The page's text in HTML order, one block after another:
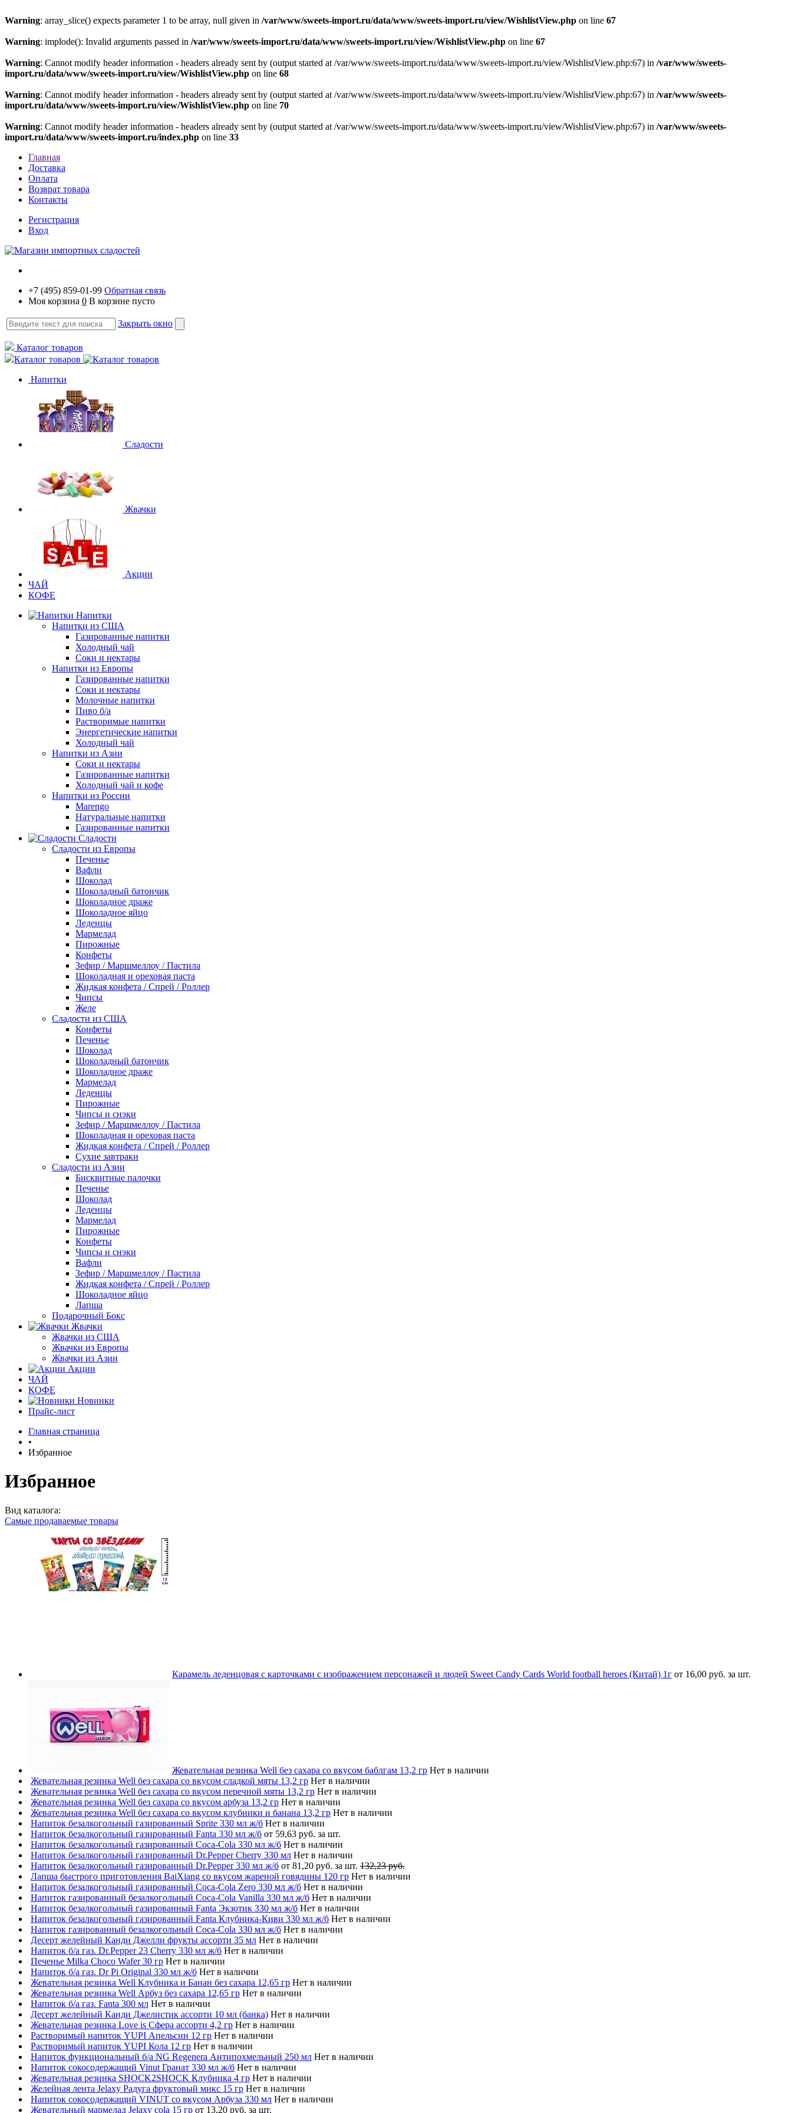
Warning: array_slice() expects parameter 1 to be array, null given in /var/www/sweets-import.ru/data/www/sweets-import.ru/view/WishlistView.php on line 67
Warning: implode(): Invalid arguments passed in /var/www/sweets-import.ru/data/www/sweets-import.ru/view/WishlistView.php on line 67
Warning: Cannot modify header information - headers already sent by (output started at /var/www/sweets-import.ru/data/www/sweets-import.ru/view/WishlistView.php:67) in /var/www/sweets-
import.ru/data/www/sweets-import.ru/view/WishlistView.php on line 68
Warning: Cannot modify header information - headers already sent by (output started at /var/www/sweets-import.ru/data/www/sweets-import.ru/view/WishlistView.php:67) in /var/www/sweets-
import.ru/data/www/sweets-import.ru/view/WishlistView.php on line 70
Warning: Cannot modify header information - headers already sent by (output started at /var/www/sweets-import.ru/data/www/sweets-import.ru/view/WishlistView.php:67) in /var/www/sweets-
import.ru/data/www/sweets-import.ru/index.php on line 33
Главная
Доставка
Оплата
Возврат товара
Контакты
Регистрация
Вход
+7 (495) 859-01-99 Обратная связь
Моя корзина 0 В корзине пусто
Закрыть окно
Каталог товаров
Каталог товаров
Напитки
Сладости
Жвачки
Акции
ЧАЙ
КОФЕ
Напитки
Напитки из США
Газированные напитки
Холодный чай
Соки и нектары
Напитки из Европы
Газированные напитки
Соки и нектары
Молочные напитки
Пиво б/а
Растворимые напитки
Энергетические напитки
Холодный чай
Напитки из Азии
Соки и нектары
Газированные напитки
Холодный чай и кофе
Напитки из России
Marengo
Натуральные напитки
Газированные напитки
Сладости
Сладости из Европы
Печенье
Вафли
Шоколад
Шоколадный батончик
Шоколадное драже
Шоколадное яйцо
Леденцы
Мармелад
Пирожные
Конфеты
Зефир / Маршмеллоу / Пастила
Шоколадная и ореховая паста
Жидкая конфета / Спрей / Роллер
Чипсы
Желе
Сладости из США
Конфеты
Печенье
Шоколад
Шоколадный батончик
Шоколадное драже
Мармелад
Леденцы
Пирожные
Чипсы и снэки
Зефир / Маршмеллоу / Пастила
Шоколадная и ореховая паста
Жидкая конфета / Спрей / Роллер
Сухие завтраки
Сладости из Азии
Бисквитные палочки
Печенье
Шоколад
Леденцы
Мармелад
Пирожные
Конфеты
Чипсы и снэки
Вафли
Зефир / Маршмеллоу / Пастила
Жидкая конфета / Спрей / Роллер
Шоколадное яйцо
Лапша
Подарочный Бокс
Жвачки
Жвачки из США
Жвачки из Европы
Жвачки из Азии
Акции
ЧАЙ
КОФЕ
Новинки
Прайс-лист
Главная страница
•
Избранное
Избранное
Вид каталога:
Самые продаваемые товары
Карамель леденцовая с карточками с изображением персонажей и людей Sweet Candy Cards World football heroes (Китай) 1г от 16,00 руб. за шт.
Жевательная резинка Well без сахара со вкусом баблгам 13,2 гр Нет в наличии
Жевательная резинка Well без сахара со вкусом сладкой мяты 13,2 гр Нет в наличии
Жевательная резинка Well без сахара со вкусом перечной мяты 13,2 гр Нет в наличии
Жевательная резинка Well без сахара со вкусом арбуза 13,2 гр Нет в наличии
Жевательная резинка Well без сахара со вкусом клубники и банана 13,2 гр Нет в наличии
Напиток безалкогольный газированный Sprite 330 мл ж/б Нет в наличии
Напиток безалкогольный газированный Fanta 330 мл ж/б от 59,63 руб. за шт.
Напиток безалкогольный газированный Coca-Cola 330 мл ж/б Нет в наличии
Напиток безалкогольный газированный Dr.Pepper Cherry 330 мл Нет в наличии
Напиток безалкогольный газированный Dr.Pepper 330 мл ж/б от 81,20 руб. за шт. 132,23 руб.
Лапша быстрого приготовления BaiXiang со вкусом жареной говядины 120 гр Нет в наличии
Напиток безалкогольный газированный Coca-Cola Zero 330 мл ж/б Нет в наличии
Напиток газированный безалкогольный Coca-Cola Vanilla 330 мл ж/б Нет в наличии
Напиток безалкогольный газированный Fanta Экзотик 330 мл ж/б Нет в наличии
Напиток безалкогольный газированный Fanta Клубника-Киви 330 мл ж/б Нет в наличии
Напиток газированный безалкогольный Coca-Cola 330 мл ж/б Нет в наличии
Десерт желейный Канди Джелли фрукты ассорти 35 мл Нет в наличии
Напиток б/а газ. Dr.Pepper 23 Cherry 330 мл ж/б Нет в наличии
Печенье Milka Choco Wafer 30 гр Нет в наличии
Напиток б/а газ. Dr Pi Original 330 мл ж/б Нет в наличии
Жевательная резинка Well Клубника и Банан без сахара 12,65 гр Нет в наличии
Жевательная резинка Well Арбуз без сахара 12,65 гр Нет в наличии
Напиток б/а газ. Fanta 300 мл Нет в наличии
Десерт желейный Канди Джелистик ассорти 10 мл (банка) Нет в наличии
Жевательная резинка Love is Сфера ассорти 4,2 гр Нет в наличии
Растворимый напиток YUPI Апельсин 12 гр Нет в наличии
Растворимый напиток YUPI Кола 12 гр Нет в наличии
Напиток функциональный б/а NG Regenera Антипохмельный 250 мл Нет в наличии
Напиток сокосодержащий Vinut Гранат 330 мл ж/б Нет в наличии
Жевательная резинка SHOCK2SHOCK Клубника 4 гр Нет в наличии
Желейная лента Jelaxy Радуга фруктовый микс 15 гр Нет в наличии
Напиток сокосодержащий VINUT со вкусом Арбуза 330 мл Нет в наличии
Жевательный мармелад Jelaxy cola 15 гр от 13,20 руб. за шт.